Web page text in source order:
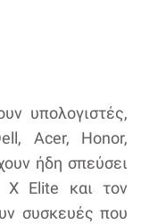
υπολογιστές,
Acer, Honor,
ήδη σπεύσει
X Elite και τον
συσκευές που